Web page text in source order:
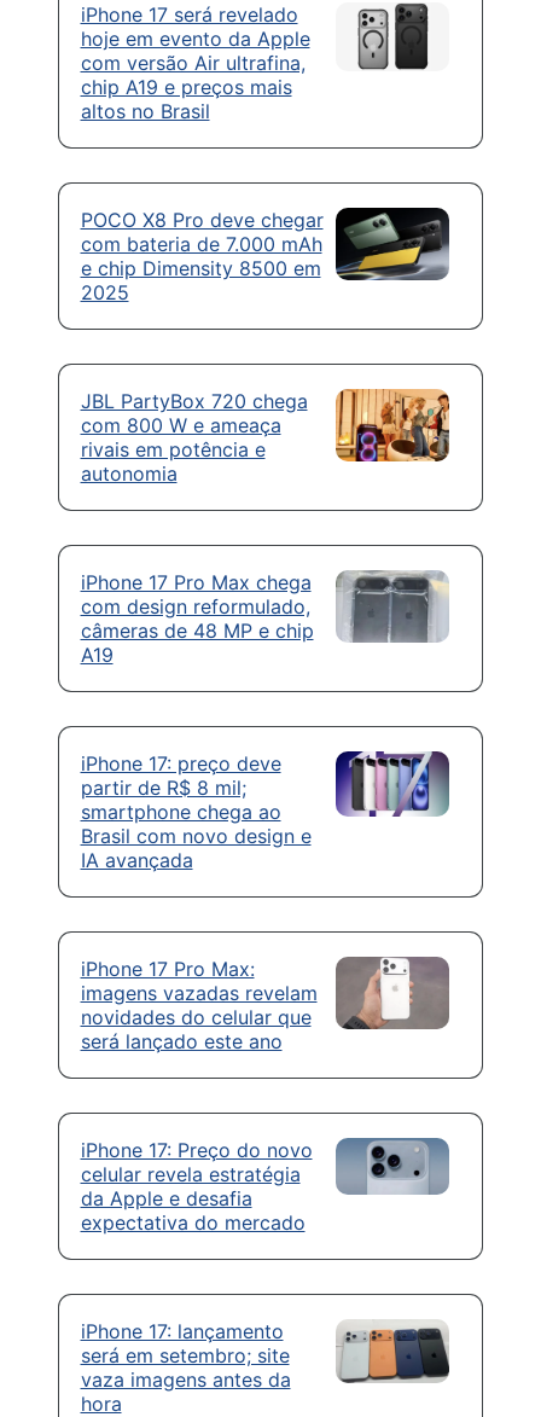
iPhone 17 será revelado
hoje em evento da Apple
com versão Air ultrafina,
chip A19 e preços mais
altos no Brasil
POCO X8 Pro deve chegar
com bateria de 7.000 mAh
e chip Dimensity 8500 em
2025
JBL PartyBox 720 chega
com 800 W e ameaça
rivais em potência e
autonomia
iPhone 17 Pro Max chega
com design reformulado,
câmeras de 48 MP e chip
A19
iPhone 17: preço deve
partir de R$ 8 mil;
smartphone chega ao
Brasil com novo design e
IA avançada
iPhone 17 Pro Max:
imagens vazadas revelam
novidades do celular que
será lançado este ano
iPhone 17: Preço do novo
celular revela estratégia
da Apple e desafia
expectativa do mercado
iPhone 17: lançamento
será em setembro; site
vaza imagens antes da
hora